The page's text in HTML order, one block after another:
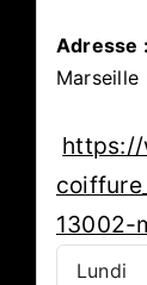
Adresse :
Marseille
13002-
Lundi